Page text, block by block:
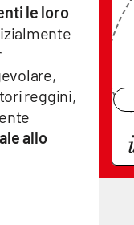
le loro
reggini,
allo